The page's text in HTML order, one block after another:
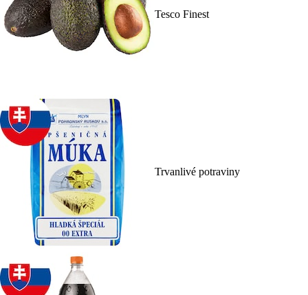
Tesco Finest
Trvanlivé potraviny